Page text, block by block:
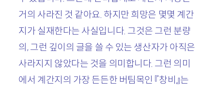
거의 사라진 것 같아요. 하지만 희망은 몇몇 계간
지가 실재한다는 사실입니다. 그것은 그런 분량
의, 그런 깊이의 글을 쓸 수 있는 생산자가 아직은
사라지지 않았다는 것을 의미합니다. 그런 의미
에서 계간지의 가장 든든한 버팀목인 『창비』는